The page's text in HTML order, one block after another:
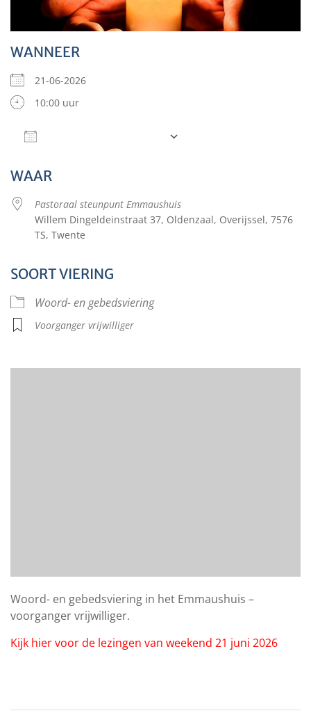
WANNEER
21-06-2026
10:00 uur
WAAR
Pastoraal steunpunt Emmaushuis
Willem Dingeldeinstraat 37, Oldenzaal, Overijssel, 7576
TS, Twente
SOORT VIERING
Woord- en gebedsviering
Voorganger vrijwilliger
Woord- en gebedsviering in het Emmaushuis –
voorganger vrijwilliger.
Kijk hier voor de lezingen van weekend 21 juni 2026